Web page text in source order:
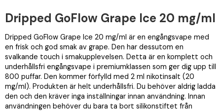
Dripped GoFlow Grape Ice 20 mg/ml
Dripped GoFlow Grape Ice 20 mg/ml är en engångsvape med
en frisk och god smak av grape. Den har dessutom en
svalkande touch i smakupplevelsen. Detta är en komplett och
underhållsfri engångsvape i premiumklassen som ger dig upp till
800 puffar. Den kommer förfylld med 2 ml nikotinsalt (20
mg/ml). Produkten är helt underhållsfri. Du behöver aldrig ladda
den och den kräver inga inställningar innan användning. Innan
användningen behöver du bara ta bort silikonstiftet från